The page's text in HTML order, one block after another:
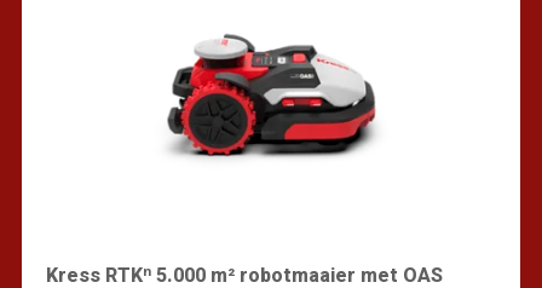
Kress RTKⁿ 5.000 m² robotmaaier met OAS